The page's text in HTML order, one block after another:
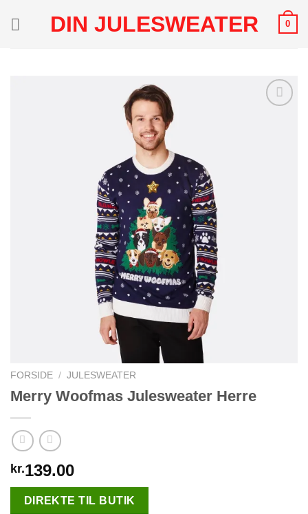
DIN JULESWEATER 0
FORSIDE / JULESWEATER
Merry Woofmas Julesweater Herre
kr.139.00
DIREKTE TIL BUTIK